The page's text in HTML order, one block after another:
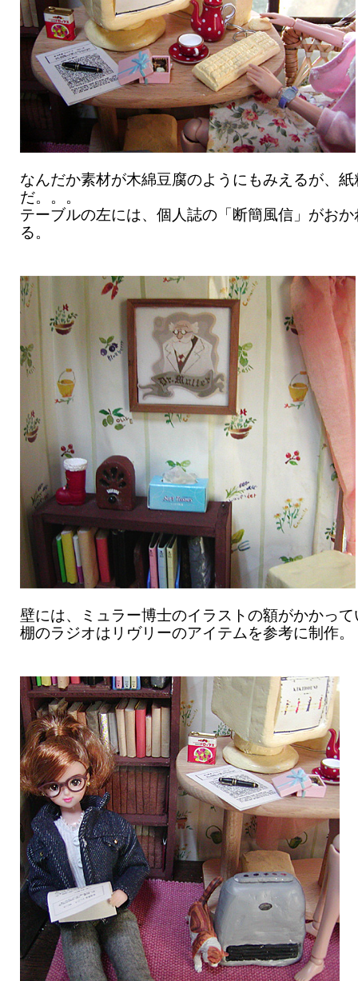
なんだか素材が木綿豆腐のようにもみえるが、紙
だ。。。
テーブルの左には、個人誌の「断簡風信」がおか
る。
壁には、ミュラー博士のイラストの額がかかって
棚のラジオはリヴリーのアイテムを参考に制作。